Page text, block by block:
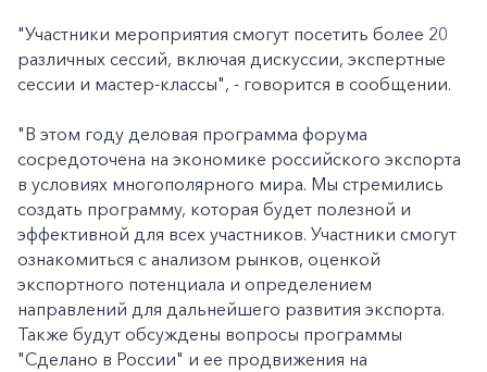
"Участники мероприятия смогут посетить более 20
различных сессий, включая дискуссии, экспертные
сессии и мастер-классы", - говорится в сообщении.
"В этом году деловая программа форума
сосредоточена на экономике российского экспорта
в условиях многополярного мира. Мы стремились
создать программу, которая будет полезной и
эффективной для всех участников. Участники смогут
ознакомиться с анализом рынков, оценкой
экспортного потенциала и определением
направлений для дальнейшего развития экспорта.
Также будут обсуждены вопросы программы
"Сделано в России" и ее продвижения на